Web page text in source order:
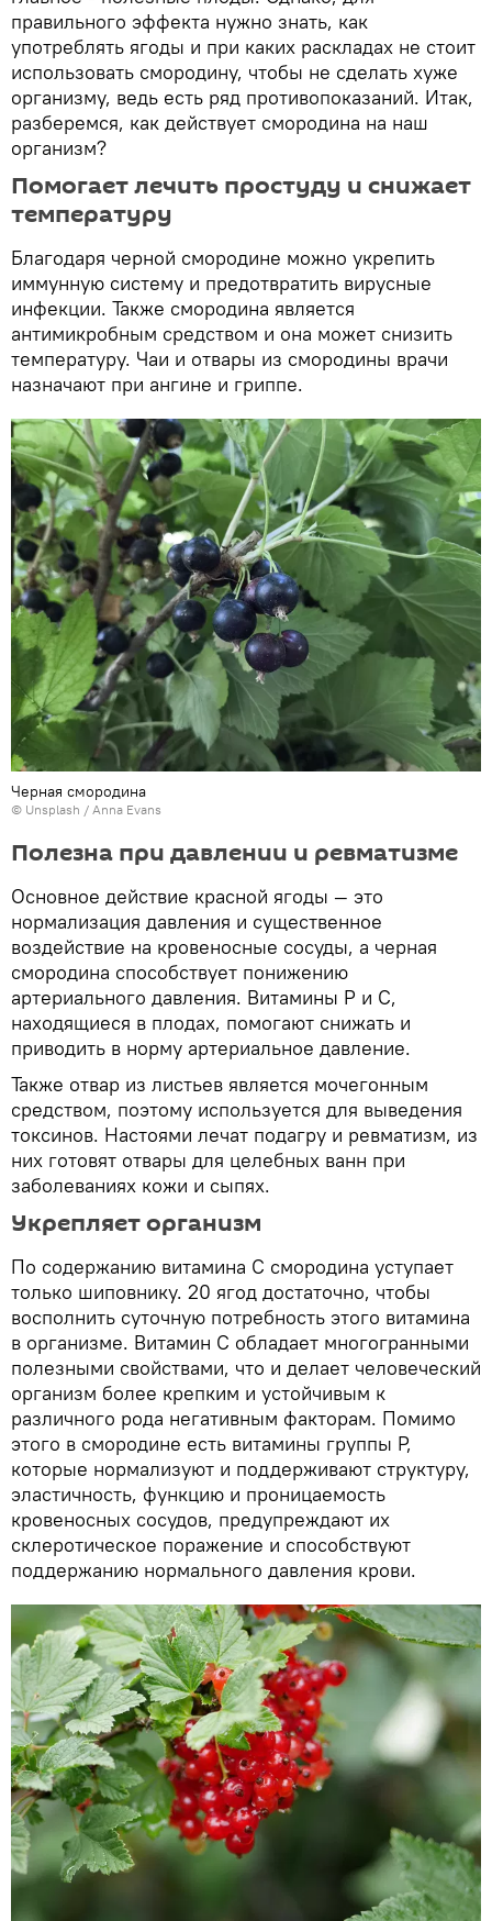
правильного эффекта нужно знать, как
употреблять ягоды и при каких раскладах не стоит
использовать смородину, чтобы не сделать хуже
организму, ведь есть ряд противопоказаний. Итак,
разберемся, как действует смородина на наш
организм?
Помогает лечить простуду и снижает
температуру
Благодаря черной смородине можно укрепить
иммунную систему и предотвратить вирусные
инфекции. Также смородина является
антимикробным средством и она может снизить
температуру. Чаи и отвары из смородины врачи
назначают при ангине и гриппе.
Черная смородина
© Unsplash / Anna Evans
Полезна при давлении и ревматизме
Основное действие красной ягоды — это
нормализация давления и существенное
воздействие на кровеносные сосуды, а черная
смородина способствует понижению
артериального давления. Витамины Р и С,
находящиеся в плодах, помогают снижать и
приводить в норму артериальное давление.
Также отвар из листьев является мочегонным
средством, поэтому используется для выведения
токсинов. Настоями лечат подагру и ревматизм, из
них готовят отвары для целебных ванн при
заболеваниях кожи и сыпях.
Укрепляет организм
По содержанию витамина С смородина уступает
только шиповнику. 20 ягод достаточно, чтобы
восполнить суточную потребность этого витамина
в организме. Витамин С обладает многогранными
полезными свойствами, что и делает человеческий
организм более крепким и устойчивым к
различного рода негативным факторам. Помимо
этого в смородине есть витамины группы Р,
которые нормализуют и поддерживают структуру,
эластичность, функцию и проницаемость
кровеносных сосудов, предупреждают их
склеротическое поражение и способствуют
поддержанию нормального давления крови.